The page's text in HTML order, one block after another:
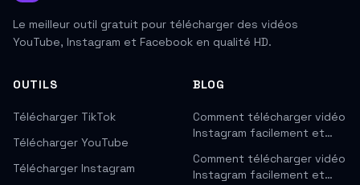
Le meilleur outil gratuit pour télécharger des vidéos
YouTube, Instagram et Facebook en qualité HD.
OUTILS
Télécharger TikTok
Télécharger YouTube
Télécharger Instagram
BLOG
Comment télécharger vidéo
Instagram facilement et…
Comment télécharger vidéo
Instagram facilement et…